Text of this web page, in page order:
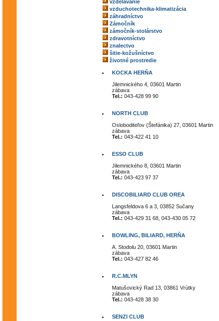
vzdelávanie
vzduchotechnika-klimatizácia
záhradníctvo
Zámočník
zámočník-stolárstvo
zdravotníctvo
znalectvo
šitie-kožušníctvo
životné prostredie
KOCKA HERŇA
Jilemnického 4, 03601 Martin
zábava
Tel.: 043-428 99 90
NORTH CLUB
Osloboditeľov (Štefánika) 27, 03601 Martin
zábava
Tel.: 043-422 41 10
ESSO CLUB
Jilemnického 8, 03601 Martin
zábava
Tel.: 043-423 97 37
DISCOBILIARD CLUB OREA
Langsfeldova 6 a 3, 03852 Sučany
zábava
Tel.: 043-429 31 68, 043-430 05 72
BOWLING, BILIARD, HERŇA
A. Stodolu 20, 03601 Martin
zábava
Tel.: 043-427 82 46
R.C.MLYN
Matušovický Rad 13, 03861 Vrútky
zábava
Tel.: 043-428 38 30
SENZI CLUB